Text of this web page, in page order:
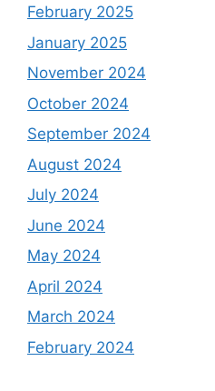
February 2025
January 2025
November 2024
October 2024
September 2024
August 2024
July 2024
June 2024
May 2024
April 2024
March 2024
February 2024